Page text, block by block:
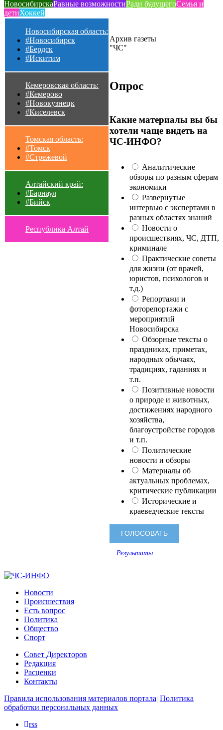
НовосибирскаРавные возможностиРади будущегоСемья и
детиХоккей
Новосибирская область:
#Новосибирск
#Бердск
#Искитим
Кемеровская область:
#Кемерово
#Новокузнецк
#Киселевск
Томская область:
#Томск
#Стрежевой
Алтайский край:
#Барнаул
#Бийск
Республика Алтай
Архив газеты
"ЧС"
Опрос
Какие материалы вы бы
хотели чаще видеть на
ЧС-ИНФО?
Аналитические
обзоры по разным сферам
экономики
Развернутые
интервью с экспертами в
разных областях знаний
Новости о
происшествиях, ЧС, ДТП,
криминале
Практические советы
для жизни (от врачей,
юристов, психологов и
т.д.)
Репортажи и
фоторепортажи с
мероприятий
Новосибирска
Обзорные тексты о
праздниках, приметах,
народных обычаях,
традициях, гаданиях и
т.п.
Позитивные новости
о природе и животных,
достижениях народного
хозяйства,
благоустройстве городов
и т.п.
Политические
новости и обзоры
Материалы об
актуальных проблемах,
критические публикации
Исторические и
краеведческие тексты
Результаты
Новости
Происшествия
Есть вопрос
Политика
Общество
Спорт
Совет Директоров
Редакция
Расценки
Контакты
Правила использования материалов портала| Политика
обработки персональных данных
rss